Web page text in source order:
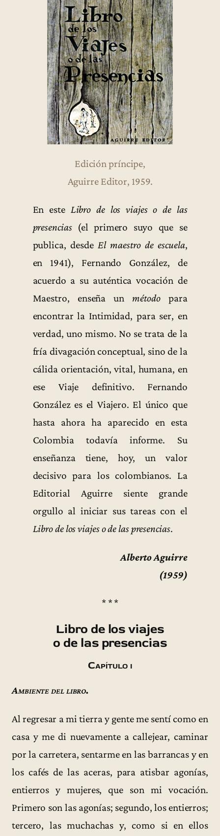
Edición príncipe,
Aguirre Editor, 1959.
En este Libro de los viajes o de las
presencias(el primero suyo que se
publica, desdeEl maestro de escuela,
en 1941), Fernando González, de
acuerdo a su auténtica vocación de
Maestro, enseña unmétodopara
encontrar la Intimidad, para ser, en
verdad, uno mismo. No se trata de la
fría divagación conceptual, sino de la
cálida orientación, vital, humana, en
ese Viaje definitivo. Fernando
González es el Viajero. El único que
hasta ahora ha aparecido en esta
Colombia todavía informe. Su
enseñanza tiene, hoy, un valor
decisivo para los colombianos. La
Editorial Aguirre siente grande
orgullo al iniciar sus tareas con el
Libro de los viajes o de las presencias.
Alberto Aguirre
(1959)
* * *
Libro de los viajes
o de las presencias
Capítulo i
Ambiente del libro.
Al regresar a mi tierra y gente me sentí como en
casa y me di nuevamente a callejear, caminar
por la carretera, sentarme en las barrancas y en
los cafés de las aceras, para atisbar agonías,
entierros y mujeres, que son mi vocación.
Primero son las agonías; segundo, los entierros;
tercero, las muchachas y, como si en ellos